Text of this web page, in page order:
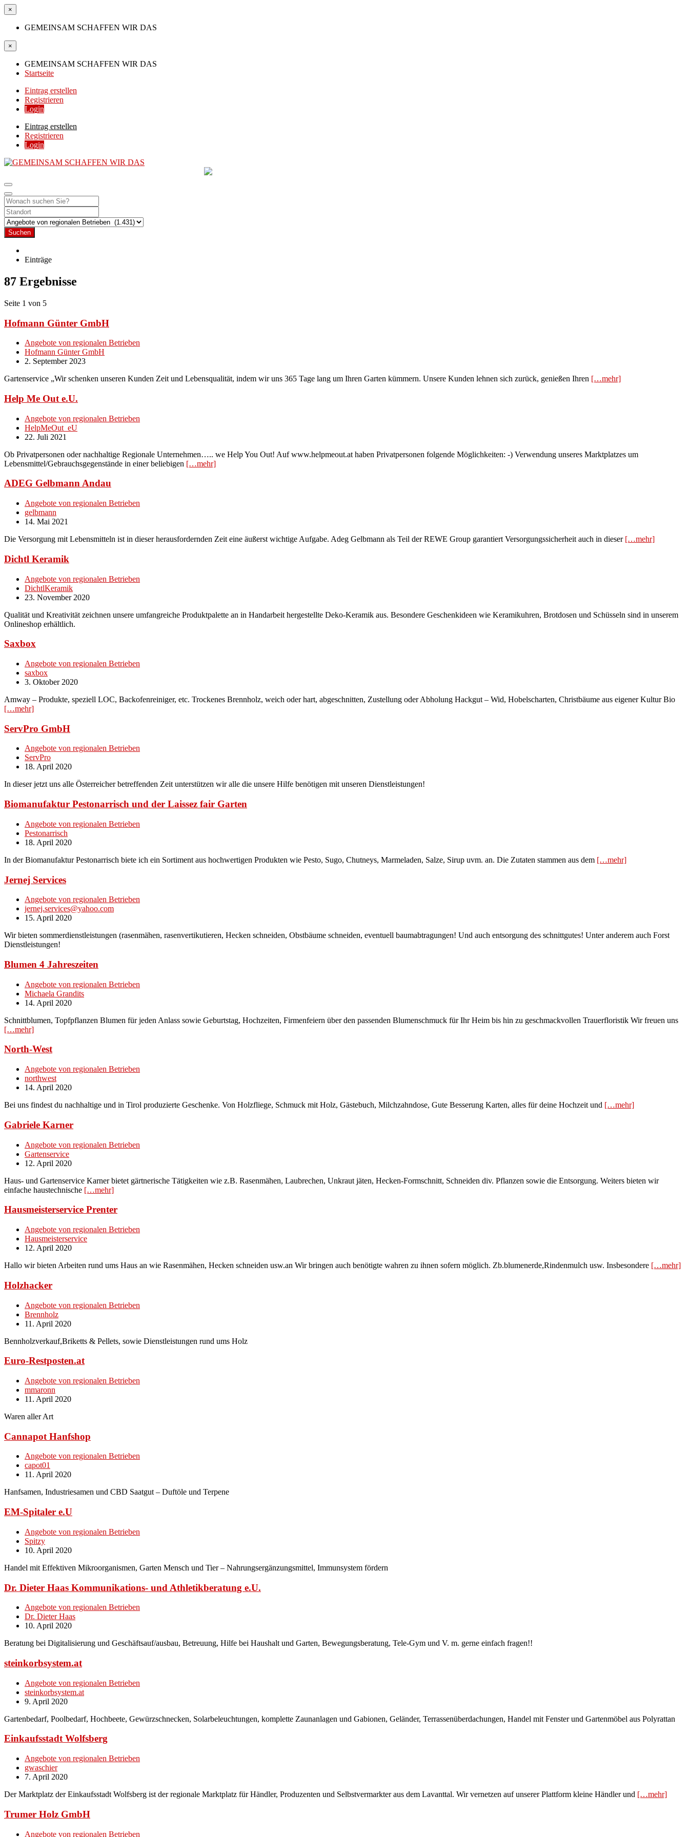
×
GEMEINSAM SCHAFFEN WIR DAS
×
GEMEINSAM SCHAFFEN WIR DAS
Startseite
Eintrag erstellen
Registrieren
Login
Eintrag erstellen
Registrieren
Login
Suchen
Einträge
87 Ergebnisse
Seite 1 von 5
Hofmann Günter GmbH
Angebote von regionalen Betrieben
Hofmann Günter GmbH
2. September 2023
Gartenservice „Wir schenken unseren Kunden Zeit und Lebensqualität, indem wir uns 365 Tage lang um Ihren Garten kümmern. Unsere Kunden lehnen sich zurück, genießen Ihren […mehr]
Help Me Out e.U.
Angebote von regionalen Betrieben
HelpMeOut_eU
22. Juli 2021
Ob Privatpersonen oder nachhaltige Regionale Unternehmen….. we Help You Out! Auf www.helpmeout.at haben Privatpersonen folgende Möglichkeiten: -) Verwendung unseres Marktplatzes um
Lebensmittel/Gebrauchsgegenstände in einer beliebigen […mehr]
ADEG Gelbmann Andau
Angebote von regionalen Betrieben
gelbmann
14. Mai 2021
Die Versorgung mit Lebensmitteln ist in dieser herausfordernden Zeit eine äußerst wichtige Aufgabe. Adeg Gelbmann als Teil der REWE Group garantiert Versorgungssicherheit auch in dieser […mehr]
Dichtl Keramik
Angebote von regionalen Betrieben
DichtlKeramik
23. November 2020
Qualität und Kreativität zeichnen unsere umfangreiche Produktpalette an in Handarbeit hergestellte Deko-Keramik aus. Besondere Geschenkideen wie Keramikuhren, Brotdosen und Schüsseln sind in unserem
Onlineshop erhältlich.
Saxbox
Angebote von regionalen Betrieben
saxbox
3. Oktober 2020
Amway – Produkte, speziell LOC, Backofenreiniger, etc. Trockenes Brennholz, weich oder hart, abgeschnitten, Zustellung oder Abholung Hackgut – Wid, Hobelscharten, Christbäume aus eigener Kultur Bio
[…mehr]
ServPro GmbH
Angebote von regionalen Betrieben
ServPro
18. April 2020
In dieser jetzt uns alle Österreicher betreffenden Zeit unterstützen wir alle die unsere Hilfe benötigen mit unseren Dienstleistungen!
Biomanufaktur Pestonarrisch und der Laissez fair Garten
Angebote von regionalen Betrieben
Pestonarrisch
18. April 2020
In der Biomanufaktur Pestonarrisch biete ich ein Sortiment aus hochwertigen Produkten wie Pesto, Sugo, Chutneys, Marmeladen, Salze, Sirup uvm. an. Die Zutaten stammen aus dem […mehr]
Jernej Services
Angebote von regionalen Betrieben
jernej.services@yahoo.com
15. April 2020
Wir bieten sommerdienstleistungen (rasenmähen, rasenvertikutieren, Hecken schneiden, Obstbäume schneiden, eventuell baumabtragungen! Und auch entsorgung des schnittgutes! Unter anderem auch Forst
Dienstleistungen!
Blumen 4 Jahreszeiten
Angebote von regionalen Betrieben
Michaela Grandits
14. April 2020
Schnittblumen, Topfpflanzen Blumen für jeden Anlass sowie Geburtstag, Hochzeiten, Firmenfeiern über den passenden Blumenschmuck für Ihr Heim bis hin zu geschmackvollen Trauerfloristik Wir freuen uns
[…mehr]
North-West
Angebote von regionalen Betrieben
northwest
14. April 2020
Bei uns findest du nachhaltige und in Tirol produzierte Geschenke. Von Holzfliege, Schmuck mit Holz, Gästebuch, Milchzahndose, Gute Besserung Karten, alles für deine Hochzeit und […mehr]
Gabriele Karner
Angebote von regionalen Betrieben
Gartenservice
12. April 2020
Haus- und Gartenservice Karner bietet gärtnerische Tätigkeiten wie z.B. Rasenmähen, Laubrechen, Unkraut jäten, Hecken-Formschnitt, Schneiden div. Pflanzen sowie die Entsorgung. Weiters bieten wir
einfache haustechnische […mehr]
Hausmeisterservice Prenter
Angebote von regionalen Betrieben
Hausmeisterservice
12. April 2020
Hallo wir bieten Arbeiten rund ums Haus an wie Rasenmähen, Hecken schneiden usw.an Wir bringen auch benötigte wahren zu ihnen sofern möglich. Zb.blumenerde,Rindenmulch usw. Insbesondere […mehr]
Holzhacker
Angebote von regionalen Betrieben
Brennholz
11. April 2020
Bennholzverkauf,Briketts & Pellets, sowie Dienstleistungen rund ums Holz
Euro-Restposten.at
Angebote von regionalen Betrieben
mmaronn
11. April 2020
Waren aller Art
Cannapot Hanfshop
Angebote von regionalen Betrieben
capot01
11. April 2020
Hanfsamen, Industriesamen und CBD Saatgut – Duftöle und Terpene
EM-Spitaler e.U
Angebote von regionalen Betrieben
Spitzy
10. April 2020
Handel mit Effektiven Mikroorganismen, Garten Mensch und Tier – Nahrungsergänzungsmittel, Immunsystem fördern
Dr. Dieter Haas Kommunikations- und Athletikberatung e.U.
Angebote von regionalen Betrieben
Dr. Dieter Haas
10. April 2020
Beratung bei Digitalisierung und Geschäftsauf/ausbau, Betreuung, Hilfe bei Haushalt und Garten, Bewegungsberatung, Tele-Gym und V. m. gerne einfach fragen!!
steinkorbsystem.at
Angebote von regionalen Betrieben
steinkorbsystem.at
9. April 2020
Gartenbedarf, Poolbedarf, Hochbeete, Gewürzschnecken, Solarbeleuchtungen, komplette Zaunanlagen und Gabionen, Geländer, Terrassenüberdachungen, Handel mit Fenster und Gartenmöbel aus Polyrattan
Einkaufsstadt Wolfsberg
Angebote von regionalen Betrieben
gwaschier
7. April 2020
Der Marktplatz der Einkaufsstadt Wolfsberg ist der regionale Marktplatz für Händler, Produzenten und Selbstvermarkter aus dem Lavanttal. Wir vernetzen auf unserer Plattform kleine Händler und […mehr]
Trumer Holz GmbH
Angebote von regionalen Betrieben